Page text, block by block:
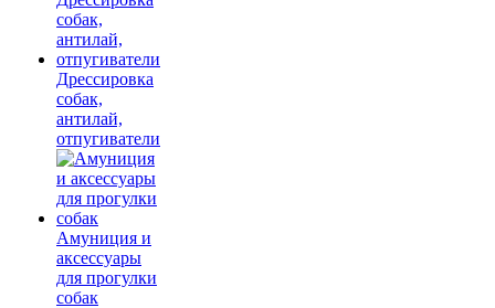
Дрессировка
собак,
антилай,
отпугиватели
Амуниция и
аксессуары
для прогулки
собак